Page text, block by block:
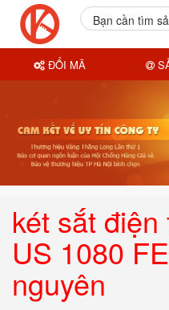
két sắt
US 1080
nguyên
Bạn cần tìm
ĐỔI MÃ